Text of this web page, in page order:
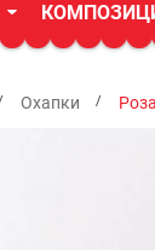
Охапки